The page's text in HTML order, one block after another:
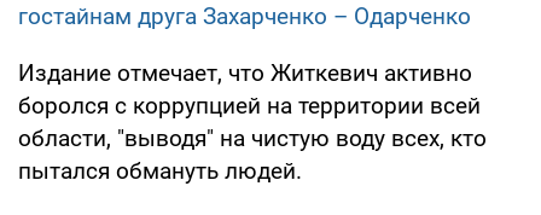
гостайнам друга Захарченко – Одарченко
Издание отмечает, что Житкевич активно
боролся с коррупцией на территории всей
области, "выводя" на чистую воду всех, кто
пытался обмануть людей.